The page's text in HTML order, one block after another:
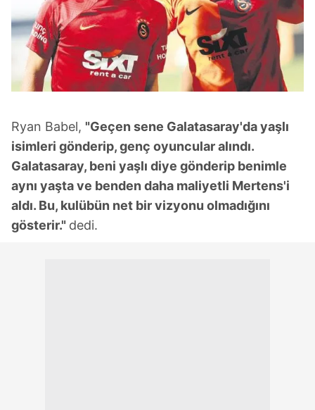
Ryan Babel, "Geçen sene Galatasaray'da yaşlı
isimleri gönderip, genç oyuncular alındı.
Galatasaray, beni yaşlı diye gönderip benimle
aynı yaşta ve benden daha maliyetli Mertens'i
aldı. Bu, kulübün net bir vizyonu olmadığını
gösterir." dedi.